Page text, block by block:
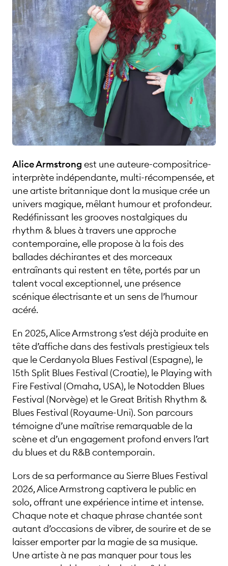
Français•Allemand•Anglais
Alice Armstrong est une auteure-compositrice-
interprète indépendante, multi-récompensée, et
une artiste britannique dont la musique crée un
univers magique, mêlant humour et profondeur.
Redéfinissant les grooves nostalgiques du
rhythm & blues à travers une approche
contemporaine, elle propose à la fois des
ballades déchirantes et des morceaux
entraînants qui restent en tête, portés par un
talent vocal exceptionnel, une présence
scénique électrisante et un sens de l’humour
acéré.
En 2025, Alice Armstrong s’est déjà produite en
tête d’affiche dans des festivals prestigieux tels
que le Cerdanyola Blues Festival (Espagne), le
15th Split Blues Festival (Croatie), le Playing with
Fire Festival (Omaha, USA), le Notodden Blues
Festival (Norvège) et le Great British Rhythm &
Blues Festival (Royaume-Uni). Son parcours
témoigne d’une maîtrise remarquable de la
scène et d’un engagement profond envers l’art
du blues et du R&B contemporain.
Lors de sa performance au Sierre Blues Festival
2026, Alice Armstrong captivera le public en
solo, offrant une expérience intime et intense.
Chaque note et chaque phrase chantée sont
autant d’occasions de vibrer, de sourire et de se
laisser emporter par la magie de sa musique.
Une artiste à ne pas manquer pour tous les